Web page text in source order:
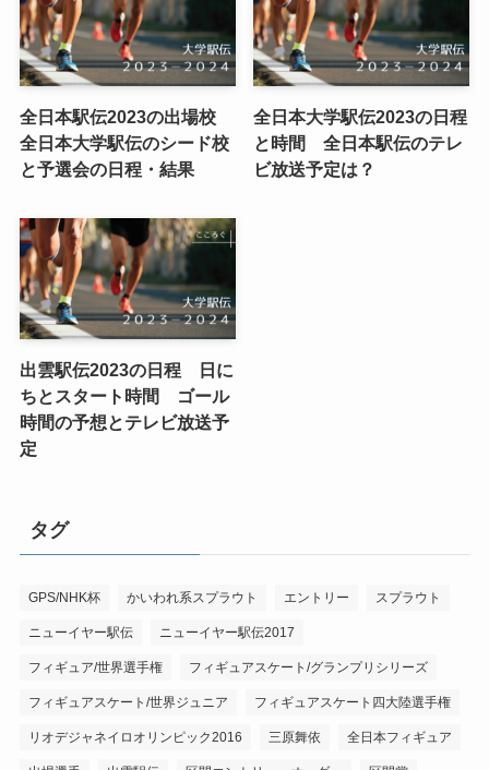
全日本駅伝2023の出場校
全日本大学駅伝のシード校
と予選会の日程・結果
全日本大学駅伝2023の日程
と時間 全日本駅伝のテレ
ビ放送予定は？
出雲駅伝2023の日程 日に
ちとスタート時間 ゴール
時間の予想とテレビ放送予
定
タグ
GPS/NHK杯 かいわれ系スプラウト エントリー スプラウト
ニューイヤー駅伝 ニューイヤー駅伝2017
フィギュア/世界選手権 フィギュアスケート/グランプリシリーズ
フィギュアスケート/世界ジュニア フィギュアスケート四大陸選手権
リオデジャネイロオリンピック2016 三原舞依 全日本フィギュア